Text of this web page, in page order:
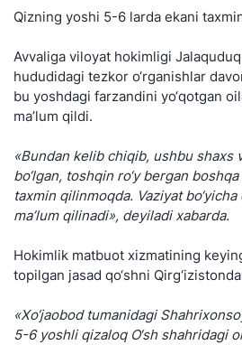
Qizning yoshi 5-6 larda ekani
Avvaliga viloyat hokimligi
hududidagi tezkor o‘rganishlar
bu yoshdagi farzandini yo‘qotgan
ma’lum qildi.
«Bundan kelib chiqib, ushbu shaxs
bo‘lgan, toshqin ro‘y bergan
taxmin qilinmoqda. Vaziyat
ma’lum qilinadi», deyiladi xabarda.
Hokimlik matbuot xizmatining
topilgan jasad qo‘shni
«Xo‘jaobod tumanidagi
5-6 yoshli qizaloq O‘sh shahridagi